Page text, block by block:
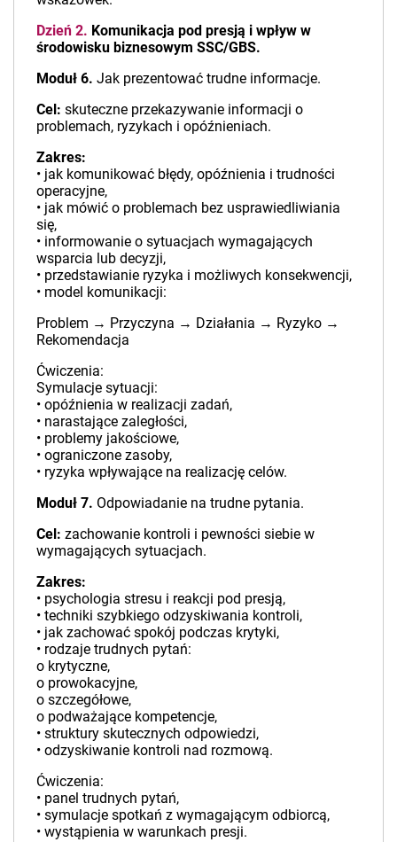
Dzień 2. Komunikacja pod presją i wpływ w
środowisku biznesowym SSC/GBS.
Moduł 6. Jak prezentować trudne informacje.
Cel: skuteczne przekazywanie informacji o
problemach, ryzykach i opóźnieniach.
Zakres:
• jak komunikować błędy, opóźnienia i trudności
operacyjne,
• jak mówić o problemach bez usprawiedliwiania
się,
• informowanie o sytuacjach wymagających
wsparcia lub decyzji,
• przedstawianie ryzyka i możliwych konsekwencji,
• model komunikacji:
Problem → Przyczyna → Działania → Ryzyko →
Rekomendacja
Ćwiczenia:
Symulacje sytuacji:
• opóźnienia w realizacji zadań,
• narastające zaległości,
• problemy jakościowe,
• ograniczone zasoby,
• ryzyka wpływające na realizację celów.
Moduł 7. Odpowiadanie na trudne pytania.
Cel: zachowanie kontroli i pewności siebie w
wymagających sytuacjach.
Zakres:
• psychologia stresu i reakcji pod presją,
• techniki szybkiego odzyskiwania kontroli,
• jak zachować spokój podczas krytyki,
• rodzaje trudnych pytań:
o krytyczne,
o prowokacyjne,
o szczegółowe,
o podważające kompetencje,
• struktury skutecznych odpowiedzi,
• odzyskiwanie kontroli nad rozmową.
Ćwiczenia:
• panel trudnych pytań,
• symulacje spotkań z wymagającym odbiorcą,
• wystąpienia w warunkach presji.